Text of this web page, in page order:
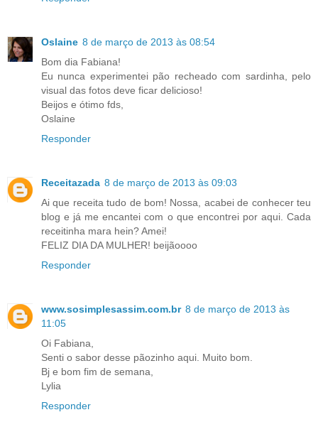
Oslaine 8 de março de 2013 às 08:54
Bom dia Fabiana!
Eu nunca experimentei pão recheado com sardinha, pelo
visual das fotos deve ficar delicioso!
Beijos e ótimo fds,
Oslaine
Responder
Receitazada 8 de março de 2013 às 09:03
Ai que receita tudo de bom! Nossa, acabei de conhecer teu
blog e já me encantei com o que encontrei por aqui. Cada
receitinha mara hein? Amei!
FELIZ DIA DA MULHER! beijãoooo
Responder
www.sosimplesassim.com.br 8 de março de 2013 às
11:05
Oi Fabiana,
Senti o sabor desse pãozinho aqui. Muito bom.
Bj e bom fim de semana,
Lylia
Responder